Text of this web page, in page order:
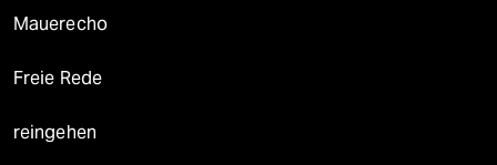
Mauerecho
Freie Rede
reingehen